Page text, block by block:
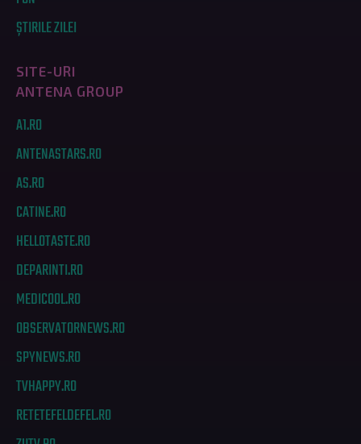
ȘTIRILE ZILEI
SITE-URI
ANTENA GROUP
A1.RO
ANTENASTARS.RO
AS.RO
CATINE.RO
HELLOTASTE.RO
DEPARINTI.RO
MEDICOOL.RO
OBSERVATORNEWS.RO
SPYNEWS.RO
TVHAPPY.RO
RETETEFELDEFEL.RO